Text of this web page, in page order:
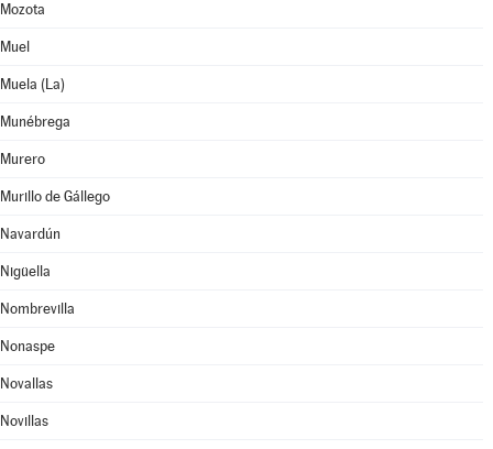
Mozota
Muel
Muela (La)
Munébrega
Murero
Murillo de Gállego
Navardún
Nigüella
Nombrevilla
Nonaspe
Novallas
Novillas